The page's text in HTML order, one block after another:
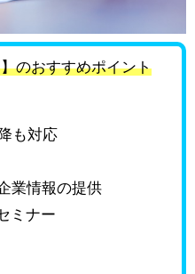
のおすすめポイント
も対応
業情報の提供
ミナー